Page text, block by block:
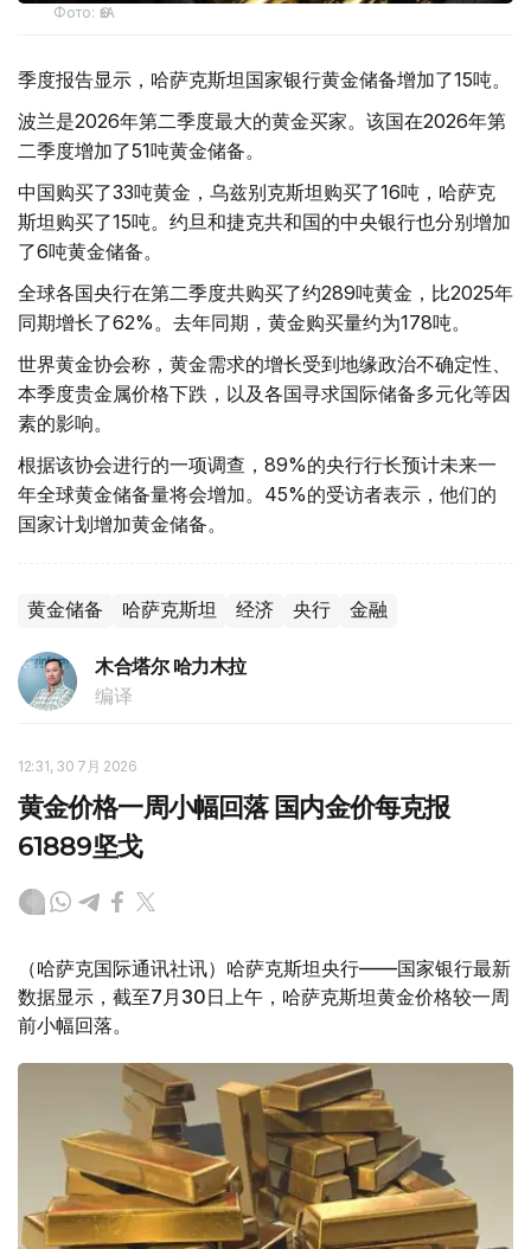
Фото: ӨзА
季度报告显示，哈萨克斯坦国家银行黄金储备增加了15吨。
波兰是2026年第二季度最大的黄金买家。该国在2026年第
二季度增加了51吨黄金储备。
中国购买了33吨黄金，乌兹别克斯坦购买了16吨，哈萨克
斯坦购买了15吨。约旦和捷克共和国的中央银行也分别增加
了6吨黄金储备。
全球各国央行在第二季度共购买了约289吨黄金，比2025年
同期增长了62%。去年同期，黄金购买量约为178吨。
世界黄金协会称，黄金需求的增长受到地缘政治不确定性、
本季度贵金属价格下跌，以及各国寻求国际储备多元化等因
素的影响。
根据该协会进行的一项调查，89%的央行行长预计未来一
年全球黄金储备量将会增加。45%的受访者表示，他们的
国家计划增加黄金储备。
黄金储备 哈萨克斯坦 经济 央行 金融
木合塔尔 哈力木拉
编译
12:31, 30 7月 2026
黄金价格一周小幅回落 国内金价每克报
61889坚戈
（哈萨克国际通讯社讯）哈萨克斯坦央行——国家银行最新
数据显示，截至7月30日上午，哈萨克斯坦黄金价格较一周
前小幅回落。